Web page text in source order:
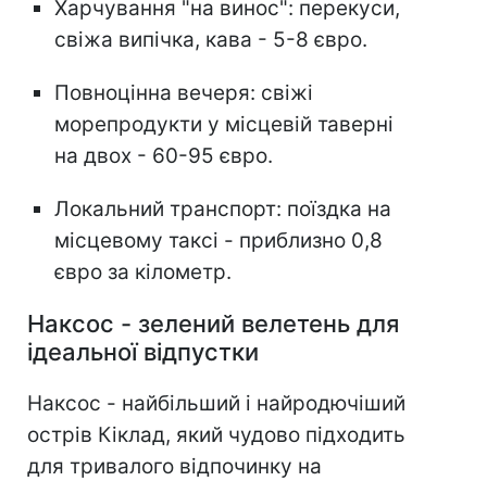
Харчування "на винос": перекуси,
свіжа випічка, кава - 5-8 євро.
Повноцінна вечеря: свіжі
морепродукти у місцевій таверні
на двох - 60-95 євро.
Локальний транспорт: поїздка на
місцевому таксі - приблизно 0,8
євро за кілометр.
Наксос - зелений велетень для
ідеальної відпустки
Наксос - найбільший і найродючіший
острів Кіклад, який чудово підходить
для тривалого відпочинку на